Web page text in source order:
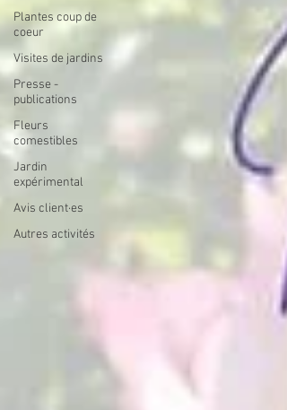
Plantes coup de
coeur
Visites de jardins
Presse -
publications
Fleurs
comestibles
Jardin
expérimental
Avis client·es
Autres activités